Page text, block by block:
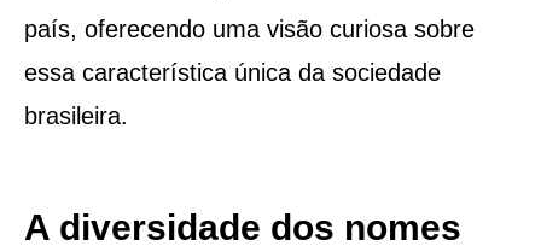
país, oferecendo uma visão curiosa sobre
essa característica única da sociedade
brasileira.
A diversidade dos nomes